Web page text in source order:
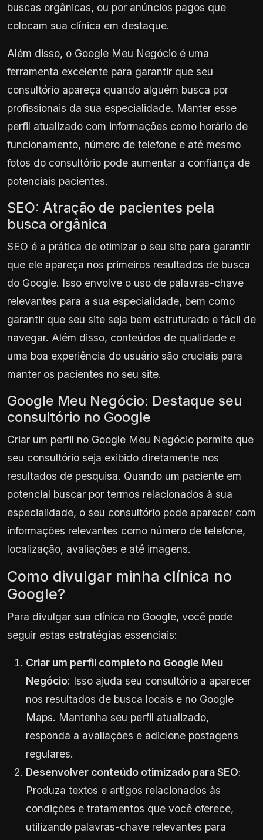
buscas orgânicas, ou por anúncios pagos que
colocam sua clínica em destaque.
Além disso, o Google Meu Negócio é uma
ferramenta excelente para garantir que seu
consultório apareça quando alguém busca por
profissionais da sua especialidade. Manter esse
perfil atualizado com informações como horário de
funcionamento, número de telefone e até mesmo
fotos do consultório pode aumentar a confiança de
potenciais pacientes.
SEO: Atração de pacientes pela
busca orgânica
SEO é a prática de otimizar o seu site para garantir
que ele apareça nos primeiros resultados de busca
do Google. Isso envolve o uso de palavras-chave
relevantes para a sua especialidade, bem como
garantir que seu site seja bem estruturado e fácil de
navegar. Além disso, conteúdos de qualidade e
uma boa experiência do usuário são cruciais para
manter os pacientes no seu site.
Google Meu Negócio: Destaque seu
consultório no Google
Criar um perfil no Google Meu Negócio permite que
seu consultório seja exibido diretamente nos
resultados de pesquisa. Quando um paciente em
potencial buscar por termos relacionados à sua
especialidade, o seu consultório pode aparecer com
informações relevantes como número de telefone,
localização, avaliações e até imagens.
Como divulgar minha clínica no
Google?
Para divulgar sua clínica no Google, você pode
seguir estas estratégias essenciais:
Criar um perfil completo no Google Meu
Negócio: Isso ajuda seu consultório a aparecer
nos resultados de busca locais e no Google
Maps. Mantenha seu perfil atualizado,
responda a avaliações e adicione postagens
regulares.
Desenvolver conteúdo otimizado para SEO:
Produza textos e artigos relacionados às
condições e tratamentos que você oferece,
utilizando palavras-chave relevantes para